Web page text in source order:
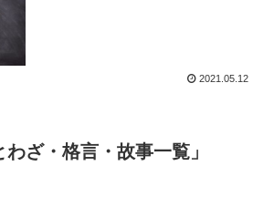
2021.05.12
ざ・格言・故事一覧」